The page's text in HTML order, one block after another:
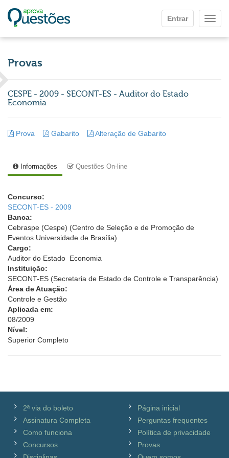
Entrar
Provas
CESPE - 2009 - SECONT-ES - Auditor do Estado 
Economia
Prova Gabarito Alteração de Gabarito
Informações Questões On-line
Concurso:
SECONT-ES - 2009
Banca:
Cebraspe (Cespe) (Centro de Seleção e de Promoção de
Eventos Universidade de Brasília)
Cargo:
Auditor do Estado  Economia
Instituição:
SECONT-ES (Secretaria de Estado de Controle e Transparência)
Área de Atuação:
Controle e Gestão
Aplicada em:
08/2009
Nível:
Superior Completo
2ª via do boleto
Assinatura Completa
Como funciona
Concursos
Página inicial
Perguntas frequentes
Política de privacidade
Provas